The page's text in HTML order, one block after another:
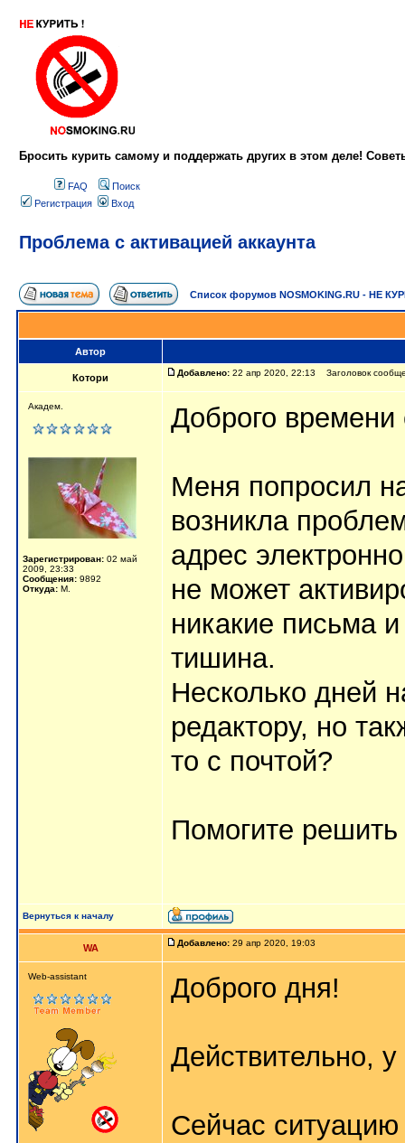
Бросить курить самому и поддержать других в этом деле!
FAQ
Поиск
Регистрация
Вход
Проблема с активацией аккаунта
Список форумов NOSMOKING.RU - НЕ
Автор
Котори Добавлено: 22 апр 2020, 22:13 Заголовок
Академ.
Зарегистрирован: 02 май
2009, 23:33
Сообщения: 9892
Откуда: М.
Доброго времени
Меня попросил
возникла
адрес
не может
никакие письма
тишина.
Несколько дней
редактору, но
то с почтой?
Помогите
Вернуться к началу
WA Добавлено: 29 апр 2020, 19:03
Web-assistant Доброго дня!
Действительно,
Сейчас